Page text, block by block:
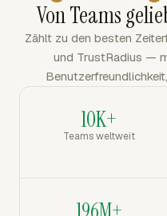
Von Teams
Zählt zu den besten
und TrustRadius —
10K+
Teams weltweit